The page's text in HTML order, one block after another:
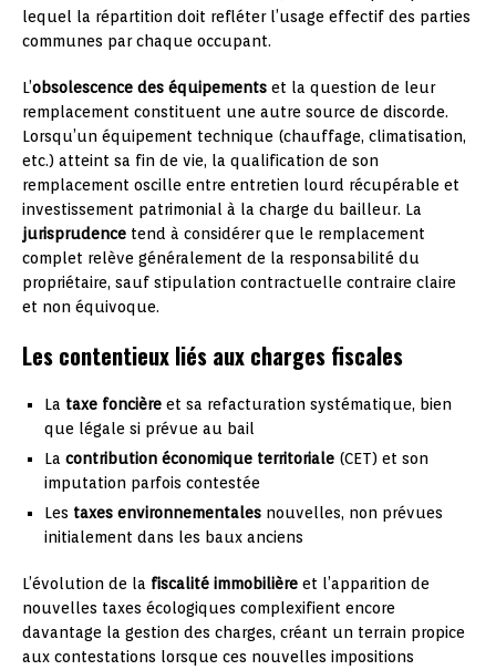
lequel la répartition doit refléter l’usage effectif des parties
communes par chaque occupant.
L’obsolescence des équipements et la question de leur
remplacement constituent une autre source de discorde.
Lorsqu’un équipement technique (chauffage, climatisation,
etc.) atteint sa fin de vie, la qualification de son
remplacement oscille entre entretien lourd récupérable et
investissement patrimonial à la charge du bailleur. La
jurisprudence tend à considérer que le remplacement
complet relève généralement de la responsabilité du
propriétaire, sauf stipulation contractuelle contraire claire
et non équivoque.
Les contentieux liés aux charges fiscales
La taxe foncière et sa refacturation systématique, bien
que légale si prévue au bail
La contribution économique territoriale (CET) et son
imputation parfois contestée
Les taxes environnementales nouvelles, non prévues
initialement dans les baux anciens
L’évolution de la fiscalité immobilière et l’apparition de
nouvelles taxes écologiques complexifient encore
davantage la gestion des charges, créant un terrain propice
aux contestations lorsque ces nouvelles impositions